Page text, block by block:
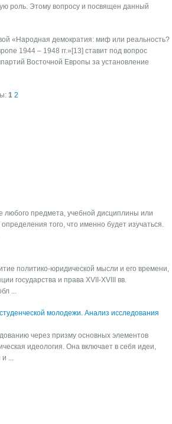
роль. Этому вопросу и посвящен данный
«Народная демократия: миф или реальность?
1944 – 1948 гг.»[13] ставит под вопрос
Восточной Европы за установление
1 2
любого предмета, учебной дисциплины или
того, что именно будет изучаться.
политико-юридической мысли и его времени,
государства и права XVII-XVIII вв.
...
молодежи. Анализ исследования
через призму основных элементов
идеология. Она включает в себя идеи,
и ...